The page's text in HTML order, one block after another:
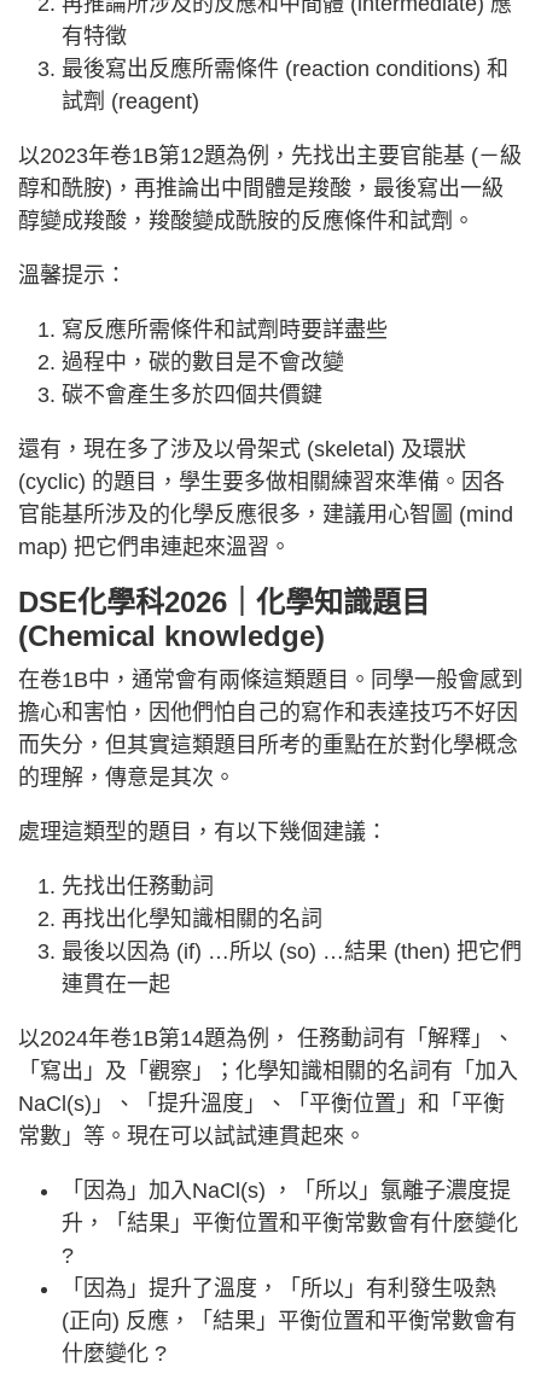
有特徵
最後寫出反應所需條件 (reaction conditions) 和
試劑 (reagent)
以2023年卷1B第12題為例，先找出主要官能基 (－級
醇和酰胺)，再推論出中間體是羧酸，最後寫出一級
醇變成羧酸，羧酸變成酰胺的反應條件和試劑。
溫馨提示：
寫反應所需條件和試劑時要詳盡些
過程中，碳的數目是不會改變
碳不會產生多於四個共價鍵
還有，現在多了涉及以骨架式 (skeletal) 及環狀
(cyclic) 的題目，學生要多做相關練習來準備。因各
官能基所涉及的化學反應很多，建議用心智圖 (mind
map) 把它們串連起來溫習。
DSE化學科2026｜化學知識題目
(Chemical knowledge)
在卷1B中，通常會有兩條這類題目。同學一般會感到
擔心和害怕，因他們怕自己的寫作和表達技巧不好因
而失分，但其實這類題目所考的重點在於對化學概念
的理解，傳意是其次。
處理這類型的題目，有以下幾個建議：
先找出任務動詞
再找出化學知識相關的名詞
最後以因為 (if) …所以 (so) …結果 (then) 把它們
連貫在一起
以2024年卷1B第14題為例， 任務動詞有「解釋」、
「寫出」及「觀察」；化學知識相關的名詞有「加入
NaCl(s)」、「提升溫度」、「平衡位置」和「平衡
常數」等。現在可以試試連貫起來。
「因為」加入NaCl(s) ，「所以」氯離子濃度提
升，「結果」平衡位置和平衡常數會有什麼變化
?
「因為」提升了溫度，「所以」有利發生吸熱
(正向) 反應，「結果」平衡位置和平衡常數會有
什麼變化 ?